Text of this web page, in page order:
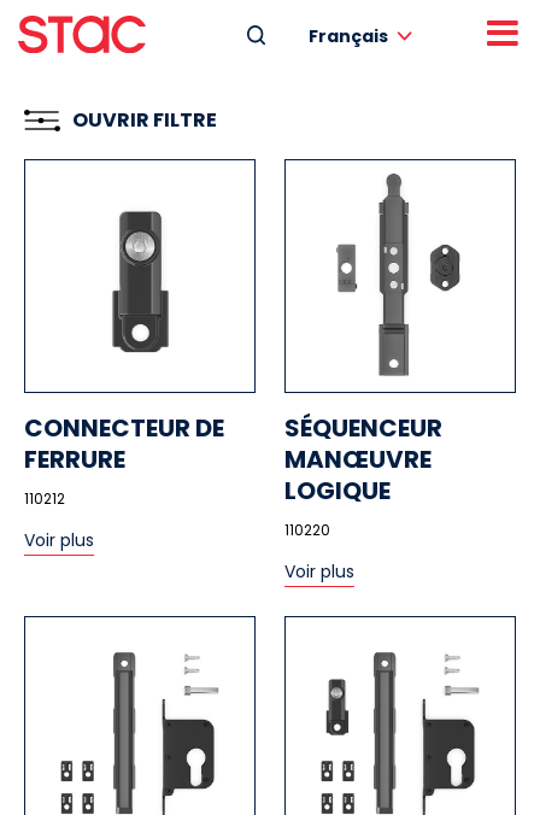
Français
OUVRIR FILTRE
CONNECTEUR DE
FERRURE
110212
Voir plus
SÉQUENCEUR
MANŒUVRE
LOGIQUE
110220
Voir plus